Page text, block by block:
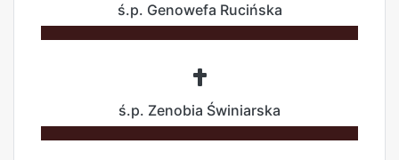
ś.p. Genowefa Rucińska
ś.p. Zenobia Świniarska